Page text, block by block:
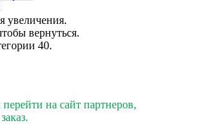
увеличения.
вернуться.
40.
на сайт партнеров,